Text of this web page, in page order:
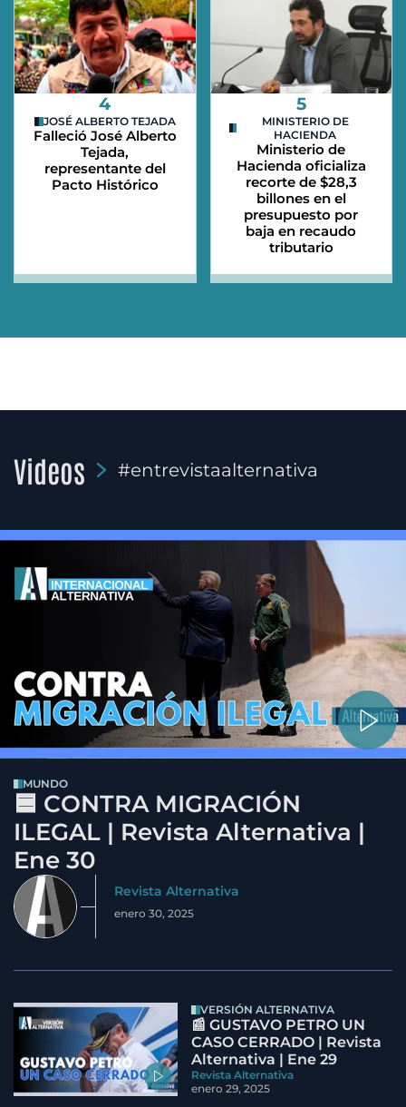
4
JOSÉ ALBERTO TEJADA
Falleció José Alberto
Tejada,
representante del
Pacto Histórico
5
MINISTERIO DE
HACIENDA
Ministerio de
Hacienda oficializa
recorte de $28,3
billones en el
presupuesto por
baja en recaudo
tributario
Videos #entrevistaalternativa
MUNDO
🟦 CONTRA MIGRACIÓN
ILEGAL | Revista Alternativa |
Ene 30
Revista Alternativa
enero 30, 2025
VERSIÓN ALTERNATIVA
📰 GUSTAVO PETRO UN
CASO CERRADO | Revista
Alternativa | Ene 29
Revista Alternativa
enero 29, 2025